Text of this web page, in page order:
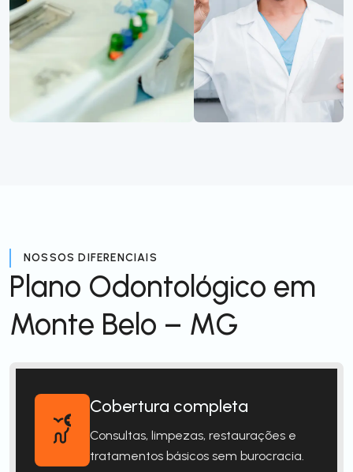
NOSSOS DIFERENCIAIS
Plano Odontológico em
Monte Belo – MG
Cobertura completa
Consultas, limpezas, restaurações e
tratamentos básicos sem burocracia.